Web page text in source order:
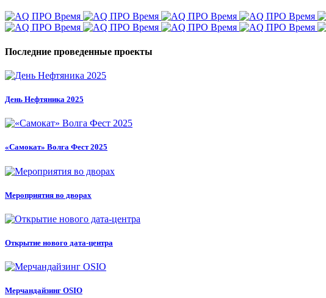
Последние проведенные проекты
День Нефтяника 2025
«Самокат» Волга Фест 2025
Мероприятия во дворах
Открытие нового дата-центра
Мерчандайзинг OSIO